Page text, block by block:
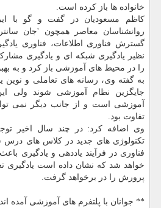
خانواده ها باز كرده است.
كاظم مسعودیان در گفت و گو با
روانشناسان معاصر همچون 'جان
گسترش فناوری اطلاعات، فناوری
نظیر یادگیری شبكه ای و یادگیری
را در محیط های آموزشی باز كرد و به
به گفته وی، رسانه های تعاملی و نوین یا
جایگزین نظام آموزشی شوند ولی
آموزشی است و از جانب دیگر نمی
تفاوت بود.
وی اضافه كرد: در چند سال اخیر
تكنولوژی های جدید در كلاس های
فناوری در فرآیند یاددهی و یادگیری
خواهد شد كه نشان داده است یادگیری
پرورش را در برخواهد گرفت.
** جوانان با پلتفرم های آموزشی آمده اند